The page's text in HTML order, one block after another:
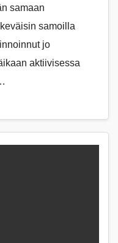
samaan
samoilla
jo
aktiivisessa